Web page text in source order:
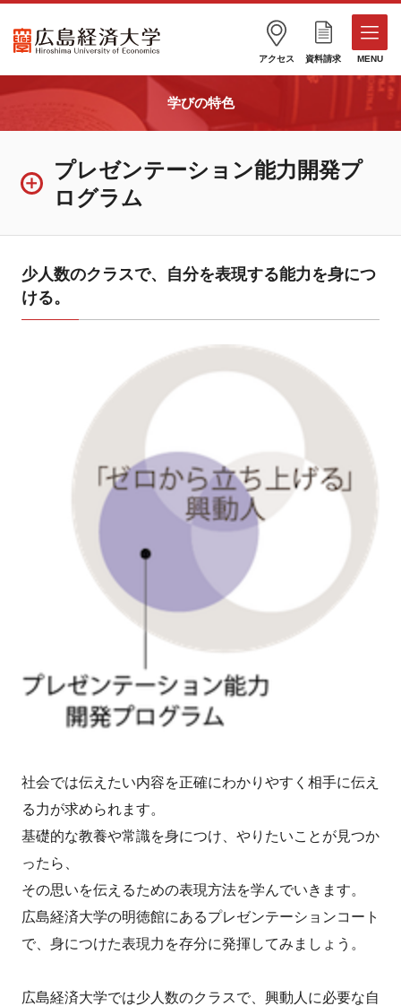
アクセス 資料請求 MENU
学びの特色
プレゼンテーション能力開発プ
ログラム
少人数のクラスで、自分を表現する能力を身につ
ける。
社会では伝えたい内容を正確にわかりやすく相手に伝え
る力が求められます。
基礎的な教養や常識を身につけ、やりたいことが見つか
ったら、
その思いを伝えるための表現方法を学んでいきます。
広島経済大学の明徳館にあるプレゼンテーションコート
で、身につけた表現力を存分に発揮してみましょう。
広島経済大学では少人数のクラスで、興動人に必要な自